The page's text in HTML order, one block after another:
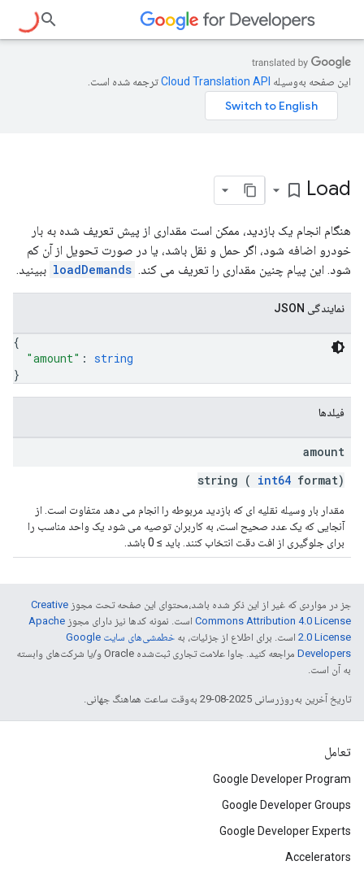
این صفحه به‌وسیله ترجمه شده است.
Load
bookmark_border
هنگام انجام یک بازدید، ممکن است مقداری از پیش تعریف شده به بار
خودرو اضافه شود، اگر حمل و نقل باشد، یا در صورت تحویل از آن کم
شود. این پیام چنین مقداری را تعریف می کند. loadDemands ببینید.
نمایندگی JSON
{
"amount" : string
}
فیلدها
amount
string ( int64 format)
مقدار بار وسیله نقلیه ای که بازدید مربوطه را انجام می دهد متفاوت است. از
آنجایی که یک عدد صحیح است، به کاربران توصیه می شود یک واحد مناسب را
برای جلوگیری از افت دقت انتخاب کنند. باید ≥ 0 باشد.
جز در مواردی که غیر از این ذکر شده باشد،‌محتوای این صفحه تحت مجوز Creative
Commons Attribution 4.0 License است. نمونه کدها نیز دارای مجوز Apache
2.0 License است. برای اطلاع از جزئیات، به
خطمشی‌های سایت Google
Developers‏
مراجعه کنید. جاوا علامت تجاری ثبت‌شده Oracle و/یا شرکت‌های وابسته
به آن است.
تاریخ آخرین به‌روزرسانی 2025-08-29 به‌وقت ساعت هماهنگ جهانی.
تعامل
Google Developer Program
Google Developer Groups
Google Developer Experts
Accelerators